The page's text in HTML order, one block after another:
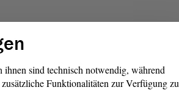
sind technisch notwendig, während
Funktionalitäten zur Verfügung zu